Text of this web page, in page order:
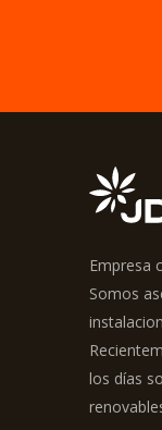
Empresa
Somos
los días